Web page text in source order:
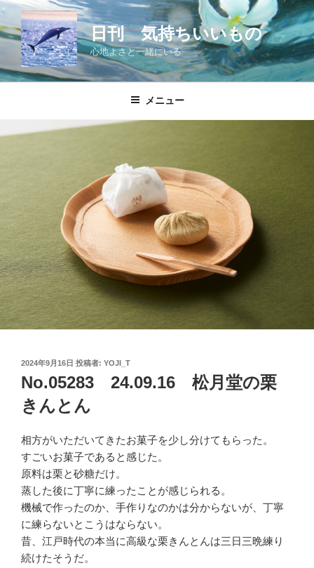
コ
ン
テ
ツ
日刊 気持ちいいもの
心地よさと一緒にいる
メニュー
投
稿
日:
2024年9月16日 投稿者: YOJI_T
No.05283 24.09.16 松月堂の栗
きんとん
相方がいただいてきたお菓子を少し分けてもらった。
すごいお菓子であると感じた。
原料は栗と砂糖だけ。
蒸した後に丁寧に練ったことが感じられる。
機械で作ったのか、手作りなのかは分からないが、丁寧
に練らないとこうはならない。
昔、江戸時代の本当に高級な栗きんとんは三日三晩練り
続けたそうだ。